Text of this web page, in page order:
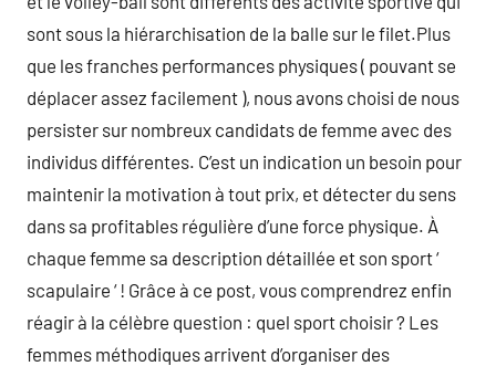
sont sous la hiérarchisation de la balle sur le filet.Plus
que les franches performances physiques ( pouvant se
déplacer assez facilement ), nous avons choisi de nous
persister sur nombreux candidats de femme avec des
individus différentes. C’est un indication un besoin pour
maintenir la motivation à tout prix, et détecter du sens
dans sa profitables régulière d’une force physique. À
chaque femme sa description détaillée et son sport ‘
scapulaire ‘ ! Grâce à ce post, vous comprendrez enfin
réagir à la célèbre question : quel sport choisir ? Les
femmes méthodiques arrivent d’organiser des